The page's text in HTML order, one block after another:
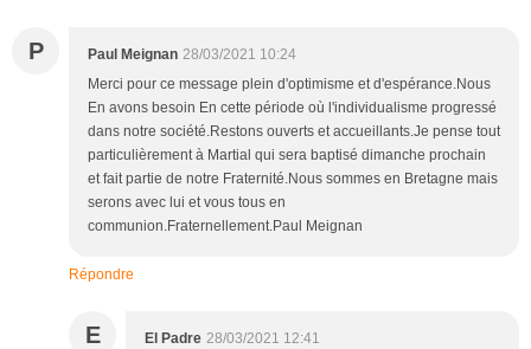
P Paul Meignan 28/03/2021 10:24
Merci pour ce message plein d'optimisme et d'espérance.Nous
En avons besoin En cette période où l'individualisme progressé
dans notre société.Restons ouverts et accueillants.Je pense tout
particulièrement à Martial qui sera baptisé dimanche prochain
et fait partie de notre Fraternité.Nous sommes en Bretagne mais
serons avec lui et vous tous en
communion.Fraternellement.Paul Meignan
Répondre
E El Padre 28/03/2021 12:41